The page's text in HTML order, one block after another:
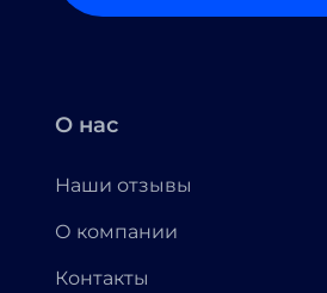
О нас
Наши отзывы
О компании
Контакты